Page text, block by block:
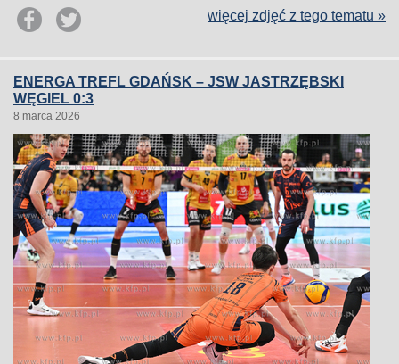
więcej zdjęć z tego tematu »
ENERGA TREFL GDAŃSK – JSW JASTRZĘBSKI
WĘGIEL 0:3
8 marca 2026